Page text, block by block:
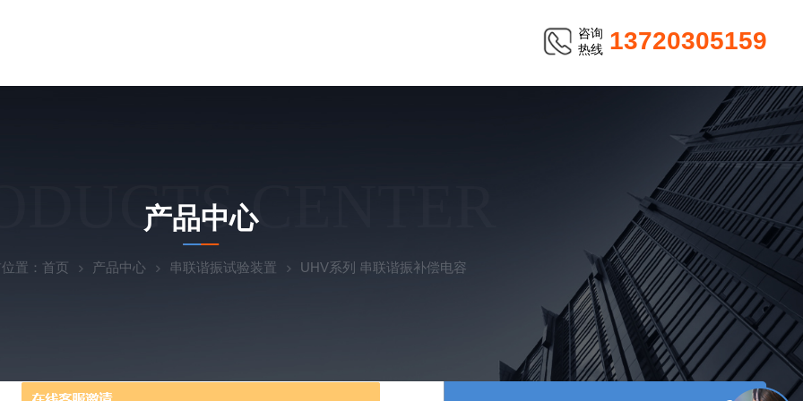
咨询
热线 13720305159
CENTER
产品中心
置： 首页 产品中心 串联谐振试验装置 UHV系列 串联谐振补偿电容